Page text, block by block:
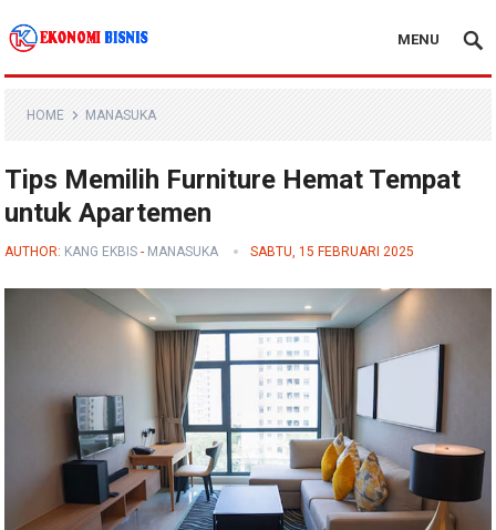
Kanal Ekonomi Bisnis
MENU
HOME MANASUKA
Tips Memilih Furniture Hemat Tempat
untuk Apartemen
AUTHOR: KANG EKBIS - MANASUKA SABTU, 15 FEBRUARI 2025